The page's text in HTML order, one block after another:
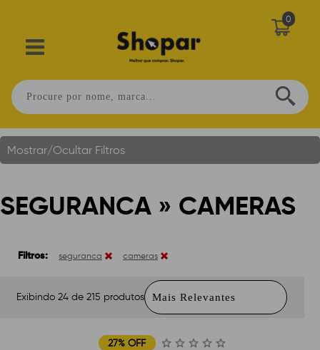
0
Mostrar/Ocultar Filtros
SEGURANCA » CAMERAS
Filtros: seguranca cameras
Exibindo 24 de 215 produtos
27% OFF